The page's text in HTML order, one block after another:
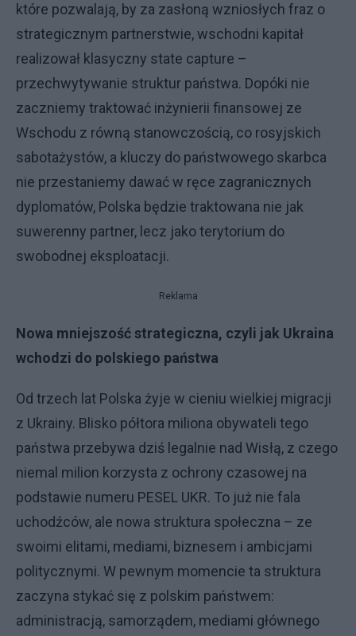
które pozwalają, by za zasłoną wzniosłych fraz o
strategicznym partnerstwie, wschodni kapitał
realizował klasyczny state capture –
przechwytywanie struktur państwa. Dopóki nie
zaczniemy traktować inżynierii finansowej ze
Wschodu z równą stanowczością, co rosyjskich
sabotażystów, a kluczy do państwowego skarbca
nie przestaniemy dawać w ręce zagranicznych
dyplomatów, Polska będzie traktowana nie jak
suwerenny partner, lecz jako terytorium do
swobodnej eksploatacji.
Reklama
Nowa mniejszość strategiczna, czyli jak Ukraina
wchodzi do polskiego państwa
Od trzech lat Polska żyje w cieniu wielkiej migracji
z Ukrainy. Blisko półtora miliona obywateli tego
państwa przebywa dziś legalnie nad Wisłą, z czego
niemal milion korzysta z ochrony czasowej na
podstawie numeru PESEL UKR. To już nie fala
uchodźców, ale nowa struktura społeczna – ze
swoimi elitami, mediami, biznesem i ambicjami
politycznymi. W pewnym momencie ta struktura
zaczyna stykać się z polskim państwem:
administracją, samorządem, mediami głównego